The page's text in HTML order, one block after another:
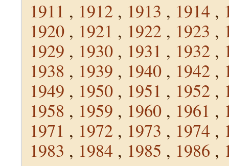
1911 , 1912 , 1913 , 1914 ,
1920 , 1921 , 1922 , 1923 ,
1929 , 1930 , 1931 , 1932 ,
1938 , 1939 , 1940 , 1942 ,
1949 , 1950 , 1951 , 1952 ,
1958 , 1959 , 1960 , 1961 ,
1971 , 1972 , 1973 , 1974 ,
1983 , 1984 , 1985 , 1986 ,